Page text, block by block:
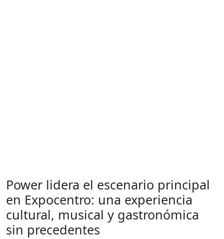
Power lidera el escenario principal
en Expocentro: una experiencia
cultural, musical y gastronómica
sin precedentes